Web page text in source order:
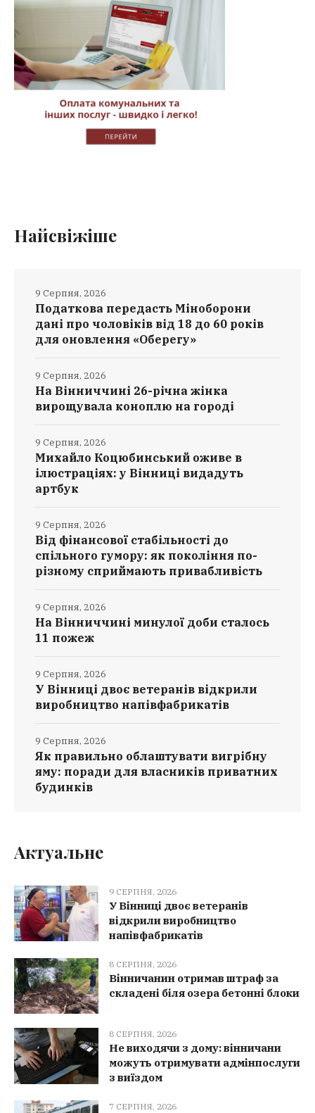
Найсвіжіше
Податкова передасть Міноборони
дані про чоловіків від 18 до 60 років
для оновлення «Оберегу»
9 Серпня, 2026
На Вінниччині 26-річна жінка
вирощувала коноплю на городі
9 Серпня, 2026
Михайло Коцюбинський оживе в
ілюстраціях: у Вінниці видадуть
артбук
9 Серпня, 2026
Від фінансової стабільності до
спільного гумору: як покоління по-
різному сприймають привабливість
9 Серпня, 2026
На Вінниччині минулої доби сталось
11 пожеж
9 Серпня, 2026
У Вінниці двоє ветеранів відкрили
виробництво напівфабрикатів
9 Серпня, 2026
Як правильно облаштувати вигрібну
яму: поради для власників приватних
будинків
9 Серпня, 2026
Актуальне
9 СЕРПНЯ, 2026
У Вінниці двоє ветеранів
відкрили виробництво
напівфабрикатів
8 СЕРПНЯ, 2026
Вінничанин отримав штраф за
складені біля озера бетонні блоки
8 СЕРПНЯ, 2026
Не виходячи з дому: вінничани
можуть отримувати адмінпослуги
з виїздом
7 СЕРПНЯ, 2026